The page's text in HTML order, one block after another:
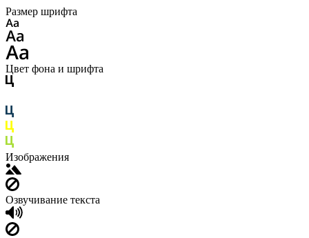
Размер шрифта
Цвет фона и шрифта
Изображения
Озвучивание текста